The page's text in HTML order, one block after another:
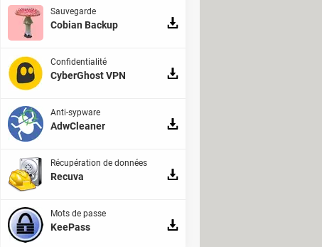
Sauvegarde
Cobian Backup
Confidentialité
CyberGhost VPN
Anti-sypware
AdwCleaner
Récupération de données
Recuva
Mots de passe
KeePass